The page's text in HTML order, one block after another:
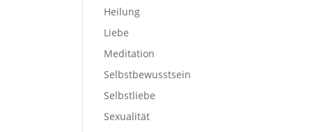
Heilung
Liebe
Meditation
Selbstbewusstsein
Selbstliebe
Sexualität